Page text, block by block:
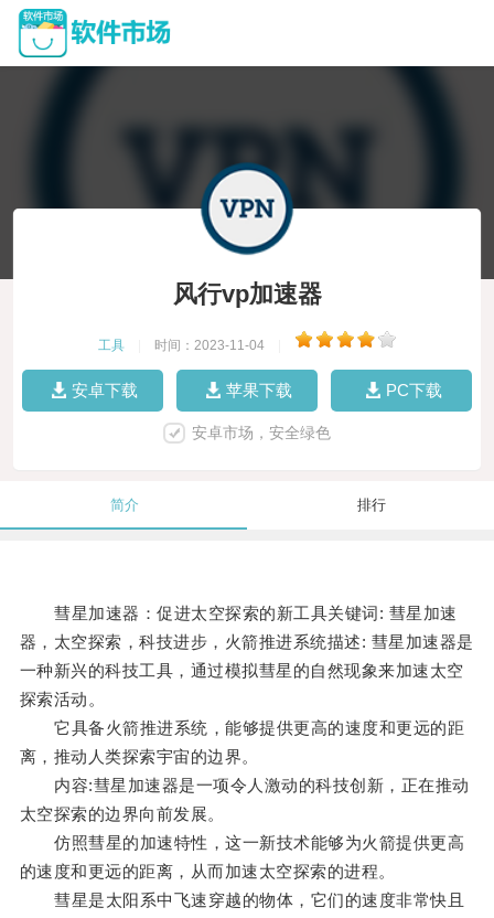
风行vp加速器
工具 时间：2023-11-04
安卓下载 苹果下载 PC下载
安卓市场，安全绿色
简介 排行
彗星加速器：促进太空探索的新工具关键词: 彗星加速
器，太空探索，科技进步，火箭推进系统描述: 彗星加速器是
一种新兴的科技工具，通过模拟彗星的自然现象来加速太空
探索活动。
它具备火箭推进系统，能够提供更高的速度和更远的距
离，推动人类探索宇宙的边界。
内容:彗星加速器是一项令人激动的科技创新，正在推动
太空探索的边界向前发展。
仿照彗星的加速特性，这一新技术能够为火箭提供更高
的速度和更远的距离，从而加速太空探索的进程。
彗星是太阳系中飞速穿越的物体，它们的速度非常快且